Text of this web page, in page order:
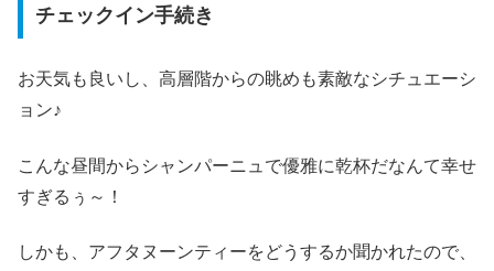
チェックイン手続き
お天気も良いし、高層階からの眺めも素敵なシチュエーシ
ョン♪
こんな昼間からシャンパーニュで優雅に乾杯だなんて幸せ
すぎるぅ～！
しかも、アフタヌーンティーをどうするか聞かれたので、